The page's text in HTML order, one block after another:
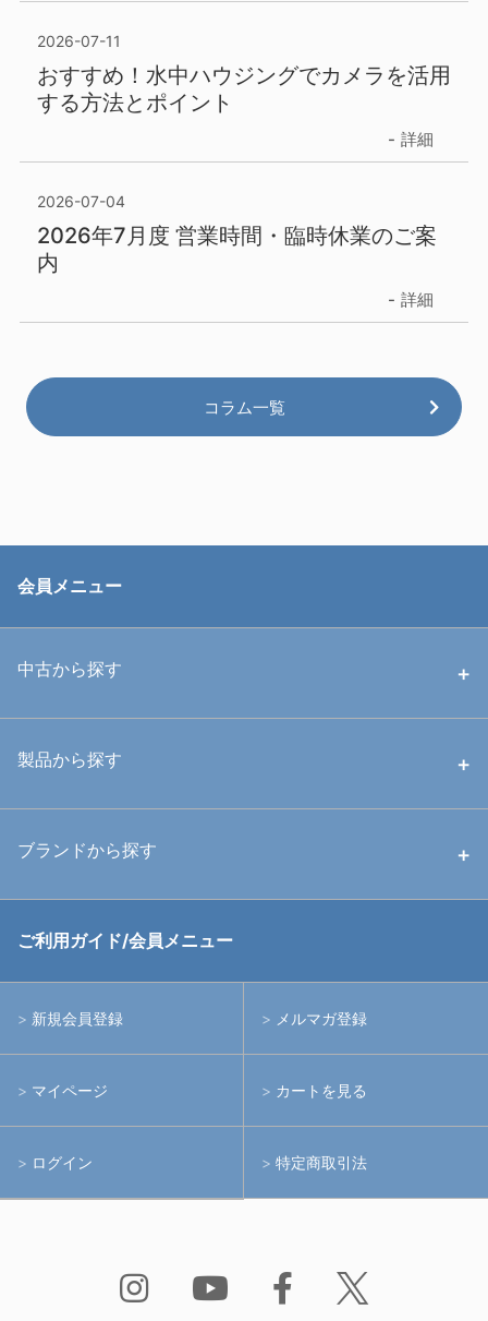
2026-07-11
おすすめ！水中ハウジングでカメラを活用
する方法とポイント
詳細
2026-07-04
2026年7月度 営業時間・臨時休業のご案
内
詳細
コラム一覧
会員メニュー
中古から探す
中古ハウジング
中古アームシステム
製品から探す
ハウジング
ライト
アームシステム
アクションカメラ(GoPro等)
水中用品
ブランドから探す
RGBlue
イノン
ご利用ガイド/会員メニュー
新規会員登録 メルマガ登録
マイページ カートを見る
ログイン 特定商取引法